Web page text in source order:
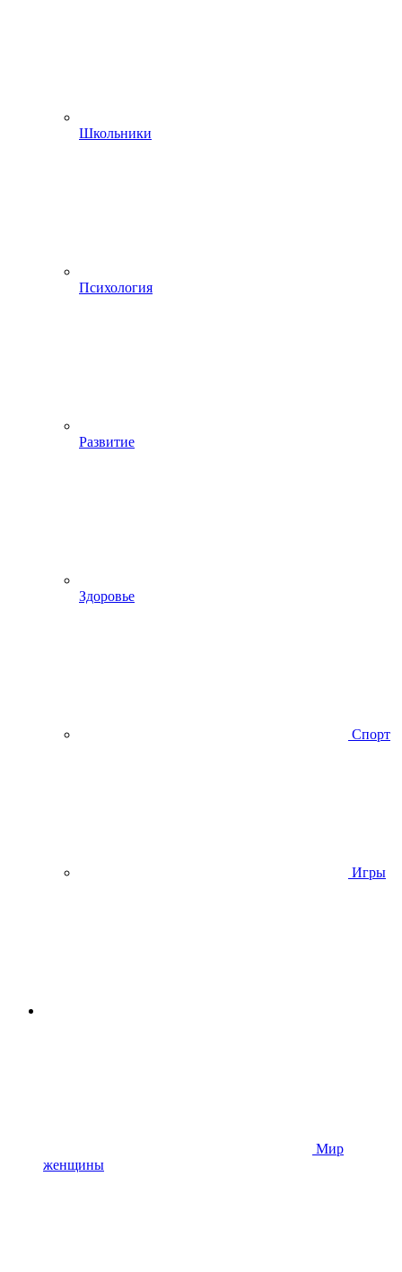
Школьники
Психология
Развитие
Здоровье
Спорт
Игры
Мир
женщины